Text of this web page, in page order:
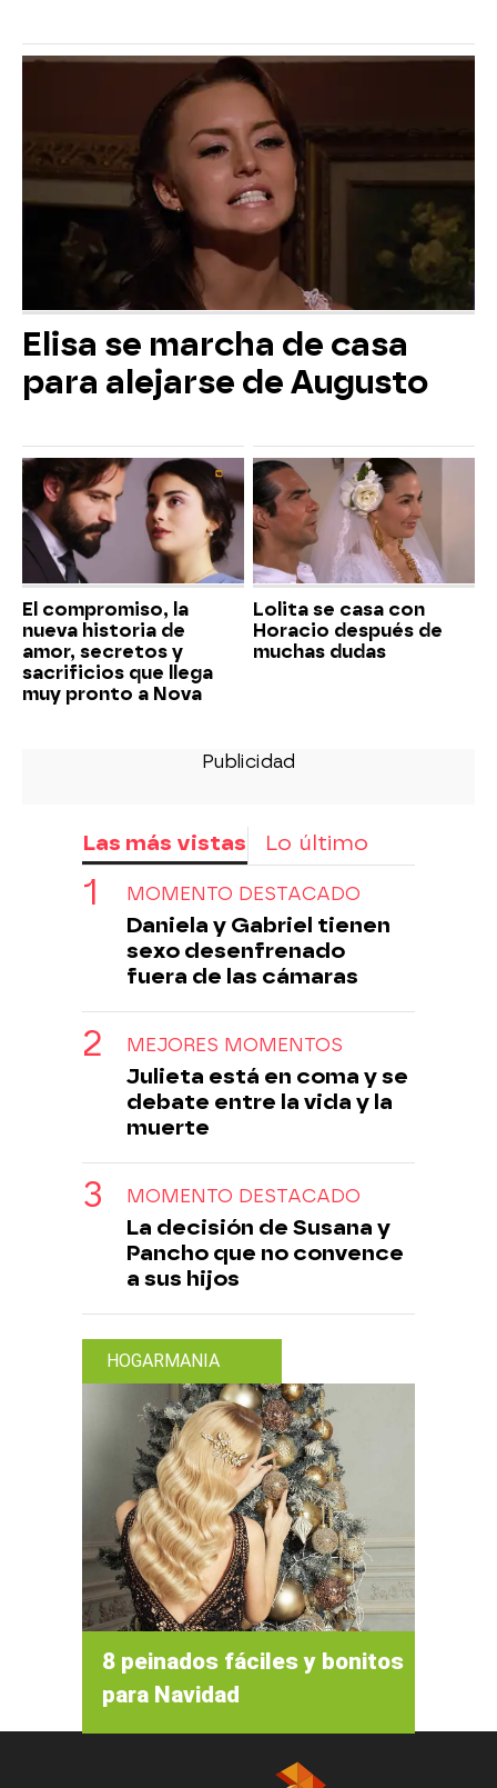
Elisa se marcha de casa
para alejarse de Augusto
El compromiso, la
nueva historia de
amor, secretos y
sacrificios que llega
muy pronto a Nova
Lolita se casa con
Horacio después de
muchas dudas
Las más vistas Lo último
MOMENTO DESTACADO
Daniela y Gabriel tienen
sexo desenfrenado
fuera de las cámaras
MEJORES MOMENTOS
Julieta está en coma y se
debate entre la vida y la
muerte
MOMENTO DESTACADO
La decisión de Susana y
Pancho que no convence
a sus hijos
HOGARMANIA
8 peinados fáciles y bonitos
para Navidad